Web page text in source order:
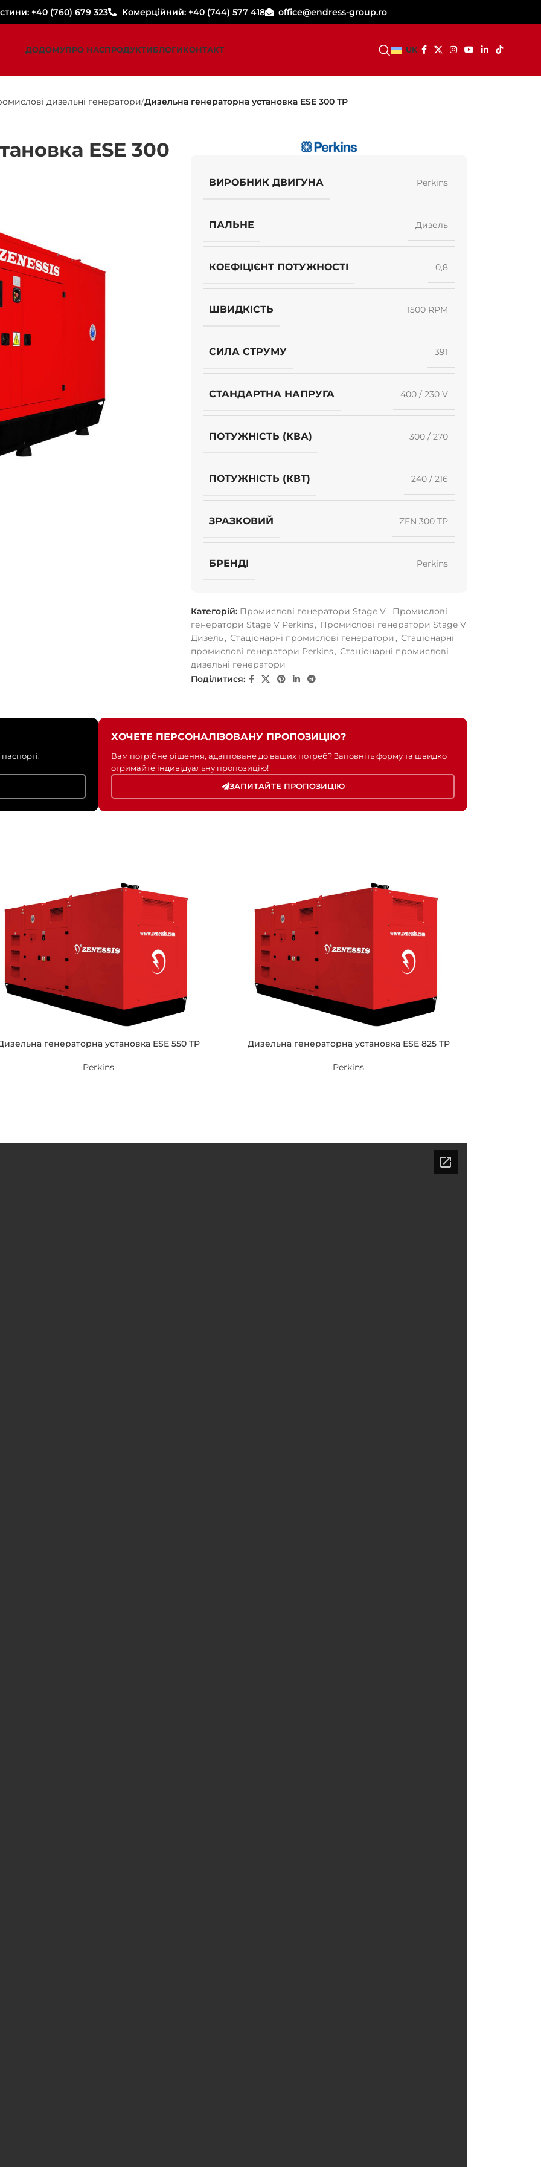
+40 (760) 679 323 Комерційний: +40 (744) 577 418 office@endress-group.ro
ДОДОМУПРО НАСПРОДУКТИБЛОГИКОНТАКТ UK
дизельні генератори Дизельна генераторна установка ESE 300 TP
ESE 300
ВИРОБНИК ДВИГУНА Perkins
ПАЛЬНЕ Дизель
КОЕФІЦІЄНТ ПОТУЖНОСТІ 0,8
ШВИДКІСТЬ 1500 RPM
СИЛА СТРУМУ 391
СТАНДАРТНА НАПРУГА 400 / 230 V
ПОТУЖНІСТЬ (КВА) 300 / 270
ПОТУЖНІСТЬ (КВТ) 240 / 216
ЗРАЗКОВИЙ ZEN 300 TP
БРЕНДІ Perkins
Категорій: Промислові генератори Stage V, Промислові
генератори Stage V Perkins, Промислові генератори Stage V
Дизель, Стаціонарні промислові генератори , Стаціонарні
промислові генератори Perkins, Стаціонарні промислові
дизельні генератори
Поділитися:
ХОЧЕТЕ ПЕРСОНАЛІЗОВАНУ ПРОПОЗИЦІЮ?
Вам потрібне рішення, адаптоване до ваших потреб? Заповніть форму та швидко
отримайте індивідуальну пропозицію!
ЗАПИТАЙТЕ ПРОПОЗИЦІЮ
генераторна установка ESE 550 TP
Perkins
Дизельна генераторна установка ESE 825 TP
Perkins